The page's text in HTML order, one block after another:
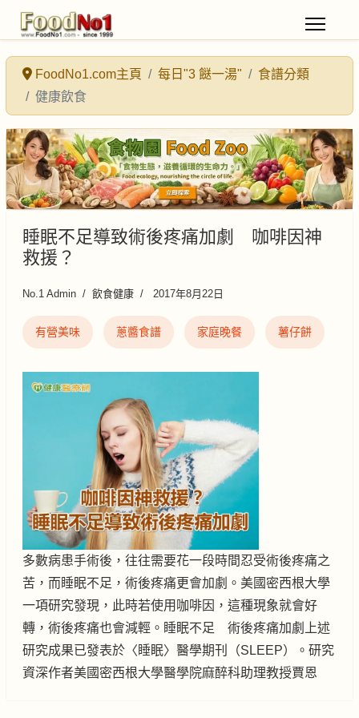
FoodNo1.com主頁 每日"3 餸一湯"
食譜分類
健康飲食
睡眠不足導致術後疼痛加劇 咖啡因神
救援？
No.1 Admin 飲食健康 2017年8月22日
有營美味 蔥醬食譜 家庭晚餐 薯仔餅
多數病患手術後，往往需要花一段時間忍受術後疼痛之
苦，而睡眠不足，術後疼痛更會加劇。美國密西根大學
一項研究發現，此時若使用咖啡因，這種現象就會好
轉，術後疼痛也會減輕。睡眠不足 術後疼痛加劇上述
研究成果已發表於〈睡眠〉醫學期刊（SLEEP）。研究
資深作者美國密西根大學醫學院麻醉科助理教授賈恩